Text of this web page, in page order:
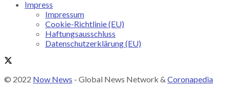
Impress
Impressum
Cookie-Richtlinie (EU)
Haftungsausschluss
Datenschutzerklärung (EU)
© 2022 Now News - Global News Network & Coronapedia